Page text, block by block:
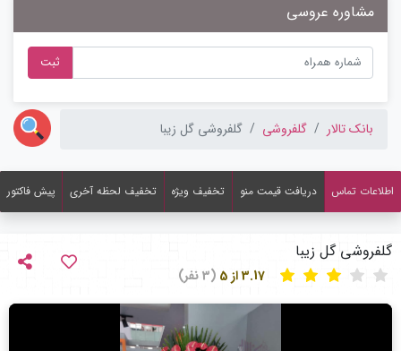
مشاوره عروسی
ثبت
بانک تالار گلفروشی گلفروشی گل زیبا
اطلاعات تماس دریافت قیمت منو تخفیف ویژه تخفیف لحظه آخری پیش فاکتور
گلفروشی گل زیبا
(3 نفر)